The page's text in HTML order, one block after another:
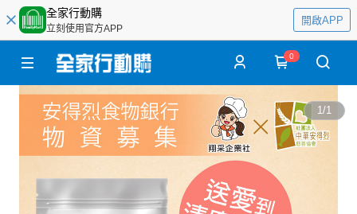
全家行動購
立刻使用官方APP
開啟APP
0
1/1